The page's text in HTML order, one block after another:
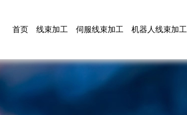
首页 线束加工 伺服线束加工 机器人线束加工